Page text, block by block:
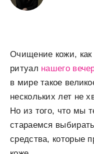
Очищение кожи,
ритуал нашего
в мире такое
нескольких лет не
Но из того, что мы
стараемся
средства, которые